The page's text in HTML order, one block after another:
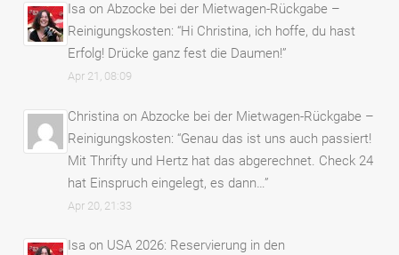
Isa onAbzocke bei der Mietwagen-Rückgabe –
Reinigungskosten: “Hi Christina, ich hoffe, du hast
Erfolg! Drücke ganz fest die Daumen!”
Apr 21, 08:09
Christina onAbzocke bei der Mietwagen-Rückgabe –
Reinigungskosten: “Genau das ist uns auch passiert!
Mit Thrifty und Hertz hat das abgerechnet. Check 24
hat Einspruch eingelegt, es dann…”
Apr 20, 21:33
Isa on USA 2026: Reservierung in den